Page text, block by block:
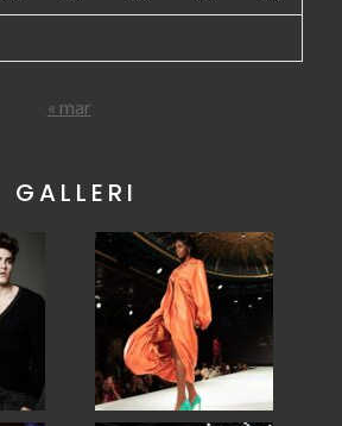
« mar
GALLERI